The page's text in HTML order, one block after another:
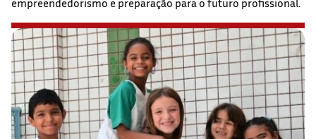
empreendedorismo e preparação para o futuro profissional.